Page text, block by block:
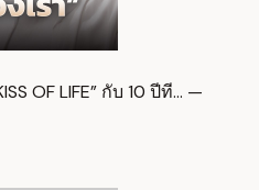
OF LIFE” กับ 10 ปีที… —